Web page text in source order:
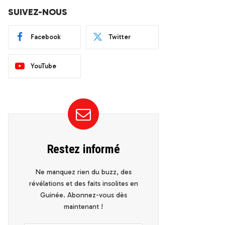
SUIVEZ-NOUS
Facebook Twitter
YouTube
Restez informé
Ne manquez rien du buzz, des
révélations et des faits insolites en
Guinée. Abonnez-vous dès
maintenant !